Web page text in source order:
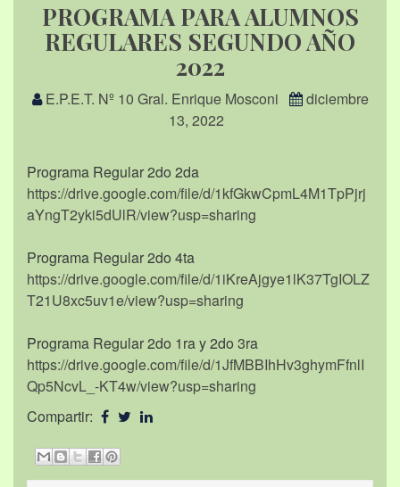
PROGRAMA PARA ALUMNOS
REGULARES SEGUNDO AÑO
2022
E.P.E.T. Nº 10 Gral. Enrique Mosconi
diciembre
13, 2022
Programa Regular 2do 2da
https://drive.google.com/file/d/1kfGkwCpmL4M1TpPjrj
aYngT2yki5dUlR/view?usp=sharing
Programa Regular 2do 4ta
https://drive.google.com/file/d/1iKreAjgye1lK37TgIOLZ
T21U8xc5uv1e/view?usp=sharing
Programa Regular 2do 1ra y 2do 3ra
https://drive.google.com/file/d/1JfMBBIhHv3ghymFfnlI
Qp5NcvL_-KT4w/view?usp=sharing
Compartir: